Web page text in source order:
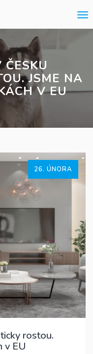
ČESKU
JSME NA
V EU
rostou.
v EU
26. ÚNORA